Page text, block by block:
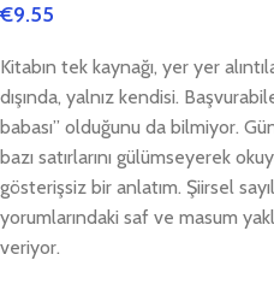
€9.55
Kitabın tek kaynağı, yer yer
dışında, yalnız kendisi.
babası” olduğunu da bilmiyor.
bazı satırlarını gülümseyerek
gösterişsiz bir anlatım. Şiirsel
yorumlarındaki saf ve masum
veriyor.